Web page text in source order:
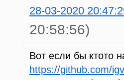
28-03-2020
20:58:56)
Вот если бы ктото
https://github.com/